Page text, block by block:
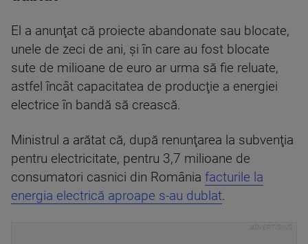
El a anunţat că proiecte abandonate sau blocate,
unele de zeci de ani, şi în care au fost blocate
sute de milioane de euro ar urma să fie reluate,
astfel încât capacitatea de producţie a energiei
electrice în bandă să crească.
Ministrul a arătat că, după renunţarea la subvenţia
pentru electricitate, pentru 3,7 milioane de
consumatori casnici din România facturile la
energia electrică aproape s-au dublat.